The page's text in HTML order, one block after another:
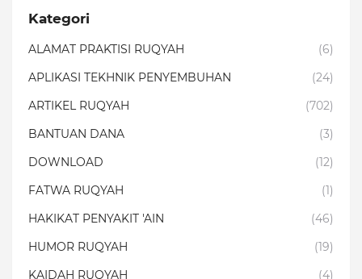
Kategori
ALAMAT PRAKTISI RUQYAH
(6)
APLIKASI TEKHNIK PENYEMBUHAN
(24)
ARTIKEL RUQYAH
(702)
BANTUAN DANA
(3)
DOWNLOAD
(12)
FATWA RUQYAH
(1)
HAKIKAT PENYAKIT 'AIN
(46)
HUMOR RUQYAH
(19)
KAIDAH RUQYAH
(4)